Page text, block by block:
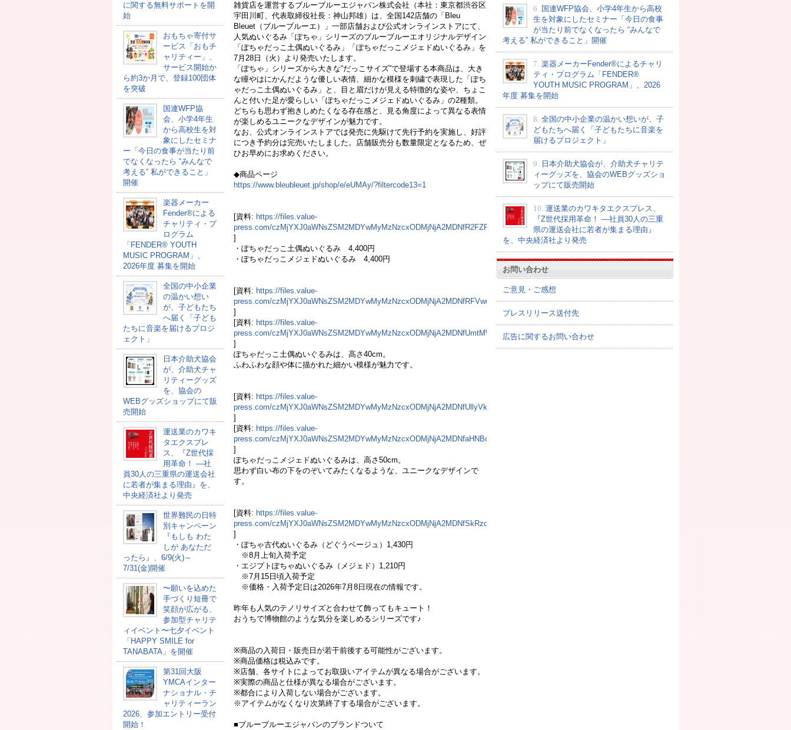
に関する無料サポートを開
始
おもちゃ寄付サ
ービス「おもチ
ャリティー」、
サービス開始か
ら約3か月で、登録100団体
を突破
国連WFP協
会、小学4年生
から高校生を対
象にしたセミナ
ー「今日の食事が当たり前
でなくなったら “みんなで
考える” 私ができること」
開催
楽器メーカー
Fender®による
チャリティ・プ
ログラム
「FENDER®︎ YOUTH
MUSIC PROGRAM」、
2026年度 募集を開始
全国の中小企業
の温かい想い
が、子どもたち
へ届く「子ども
たちに音楽を届けるプロジ
ェクト」
日本介助犬協会
が、介助犬チャ
リティーグッズ
を、協会の
WEBグッズショップにて販
売開始
運送業のカワキ
タエクスプレ
ス、『Z世代採
用革命！ ―社
員30人の三重県の運送会社
に若者が集まる理由』を、
中央経済社より発売
世界難民の日特
別キャンペーン
『もしも わた
しが あなただ
ったら』、6/9(火)～
7/31(金)開催
〜願いを込めた
手づくり短冊で
笑顔が広がる、
参加型チャリテ
ィイベント〜七夕イベント
「HAPPY SMILE for
TANABATA」を開催
第31回大阪
YMCAインター
ナショナル・チ
ャリティーラン
2026、参加エントリー受付
開始！
雑貨店を運営するブルーブルーエジャパン株式会社（本社：東京都渋谷区
宇田川町、代表取締役社長：神山邦雄）は、全国142店舗の「Bleu
Bleuet（ブルーブルーエ）」一部店舗および公式オンラインストアにて、
人気ぬいぐるみ「ぽちゃ」シリーズのブルーブルーエオリジナルデザイン
「ぽちゃだっこ土偶ぬいぐるみ」「ぽちゃだっこメジェドぬいぐるみ」を
7月28日（火）より発売いたします。
「ぽちゃ」シリーズから大きな“だっこサイズ”で登場する本商品は、大き
な瞳やはにかんだような優しい表情、細かな模様を刺繍で表現した「ぽち
ゃだっこ土偶ぬいぐるみ」と、目と眉だけが見える特徴的な姿や、ちょこ
んと付いた足が愛らしい「ぽちゃだっこメジェドぬいぐるみ」の2種類。
どちらも思わず抱きしめたくなる存在感と、見る角度によって異なる表情
が楽しめるユニークなデザインが魅力です。
なお、公式オンラインストアでは発売に先駆けて先行予約を実施し、好評
につき予約分は完売いたしました。店舗販売分も数量限定となるため、ぜ
ひお早めにお求めください。
◆商品ページ
https://www.bleubleuet.jp/shop/e/eUMAy/?filtercode13=1
[資料: https://files.value-
press.com/czMjYXJ0aWNsZSM2MDYwMyMzNzcxODMjNjA2MDNfR2FZRG5pekF3Yi5qcGc.jpg
]
・ぽちゃだっこ土偶ぬいぐるみ 4,400円
・ぽちゃだっこメジェドぬいぐるみ 4,400円
[資料: https://files.value-
press.com/czMjYXJ0aWNsZSM2MDYwMyMzNzcxODMjNjA2MDNfRFVwc1RVeXR1US5qcGc.jpg
]
[資料: https://files.value-
press.com/czMjYXJ0aWNsZSM2MDYwMyMzNzcxODMjNjA2MDNfUmtMWUVLalVLTS5qcGc.jpg
]
ぽちゃだっこ土偶ぬいぐるみは、高さ40cm。
ふわふわな顔や体に描かれた細かい模様が魅力です。
[資料: https://files.value-
press.com/czMjYXJ0aWNsZSM2MDYwMyMzNzcxODMjNjA2MDNfUllyVkFqRERxUC5qcGc.jpg
]
[資料: https://files.value-
press.com/czMjYXJ0aWNsZSM2MDYwMyMzNzcxODMjNjA2MDNfaHNBc0ZsbGNZRy5qcGc.jpg
]
ぽちゃだっこメジェドぬいぐるみは、高さ50cm。
思わず白い布の下をのぞいてみたくなるような、ユニークなデザインで
す。
[資料: https://files.value-
press.com/czMjYXJ0aWNsZSM2MDYwMyMzNzcxODMjNjA2MDNfSkRzdUxHcG5uTS5qcGc.jpg
]
・ぽちゃ古代ぬいぐるみ（どぐうベージュ）1,430円
※8月上旬入荷予定
・エジプトぽちゃぬいぐるみ（メジェド）1,210円
※7月15日頃入荷予定
※価格・入荷予定日は2026年7月8日現在の情報です。
昨年も人気のテノリサイズと合わせて飾ってもキュート！
おうちで博物館のような気分を楽しめるシリーズです♪
※商品の入荷日・販売日が若干前後する可能性がございます。
※商品価格は税込みです。
※店舗、各サイトによってお取扱いアイテムが異なる場合がございます。
※実際の商品と仕様が異なる場合がございます。
※都合により入荷しない場合がございます。
※アイテムがなくなり次第終了する場合がございます。
■ブルーブルーエジャパンのブランドついて
6. 国連WFP協会、小学4年生から高校
生を対象にしたセミナー「今日の食事
が当たり前でなくなったら “みんなで
考える” 私ができること」開催
7. 楽器メーカーFender®によるチャリ
ティ・プログラム「FENDER®︎
YOUTH MUSIC PROGRAM」、2026
年度 募集を開始
8. 全国の中小企業の温かい想いが、子
どもたちへ届く「子どもたちに音楽を
届けるプロジェクト」
9.
日本介助犬協会が、介助犬チャリテ
ィーグッズを、協会のWEBグッズショ
ップにて販売開始
10. 運送業のカワキタエクスプレス、
『Z世代採用革命！ ―社員30人の三重
県の運送会社に若者が集まる理由』
を、中央経済社より発売
お問い合わせ
ご意見・ご感想
プレスリリース送付先
広告に関するお問い合わせ